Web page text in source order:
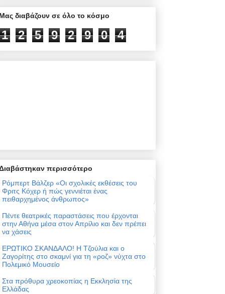
διαβάζουν σε όλο το κόσμο
1 2 5 9 2 9 0 4
περισσότερο
Ρόμπερτ Βάλζερ «Οι σχολικές εκθέσεις του
Φριτς Κόχερ ή πώς γεννιέται ένας
πειθαρχημένος άνθρωπος»
Πέντε θεατρικές παραστάσεις που έρχονται
στην Αθήνα μέσα στον Απρίλιο και δεν πρέπει
να χάσεις
ΕΡΩΤΙΚΟ ΣΚΑΝΔΑΛΟ! Η Τζούλια και ο
Ζαγορίτης στο σκαμνί για τη «ροζ» νύχτα στο
Πολεμικό Μουσείο
Στα πρόθυρα χρεοκοπίας η Εκκλησία της
Ελλάδας